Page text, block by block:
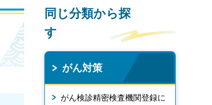
同じ分類から探
す
がん対策
がん検診精密検査機関登録に